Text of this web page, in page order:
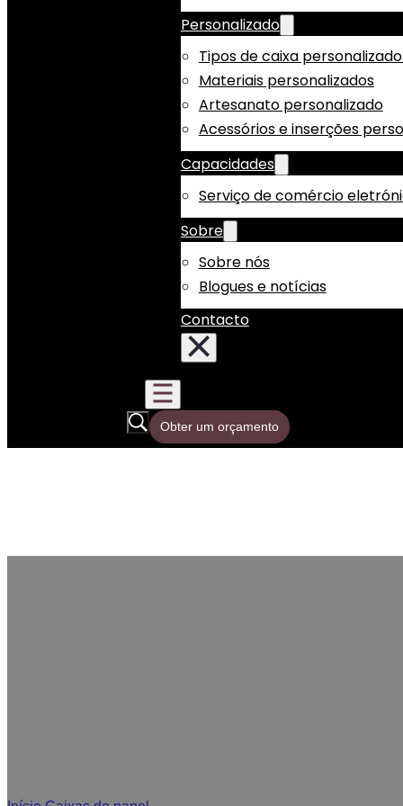
Personalizado
Tipos de caixa
Materiais personalizados
Artesanato personalizado
Acessórios e inserções
Capacidades
Serviço de comércio
Sobre
Sobre nós
Blogues e notícias
Contacto
Obter um orçamento